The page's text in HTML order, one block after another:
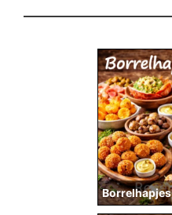
Borrelhapjes